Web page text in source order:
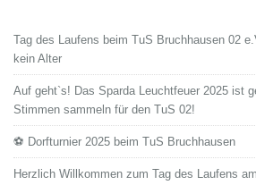
Tag des Laufens beim TuS Bruchhausen 02
kein Alter
Auf geht`s! Das Sparda Leuchtfeuer 2025 ist
Stimmen sammeln für den TuS 02!
⚽ Dorfturnier 2025 beim TuS Bruchhausen
Herzlich Willkommen zum Tag des Laufens